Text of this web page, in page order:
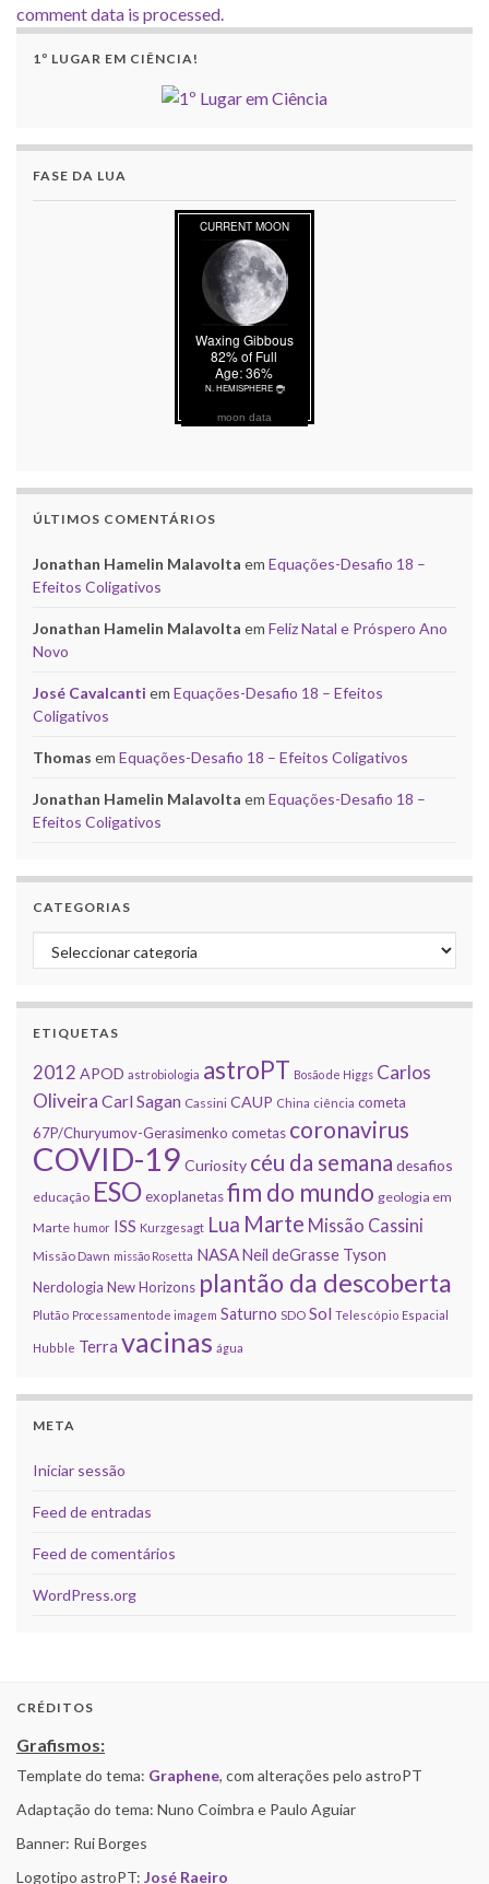
comment data is processed.
1º LUGAR EM CIÊNCIA!
FASE DA LUA
moon data
ÚLTIMOS COMENTÁRIOS
Jonathan Hamelin Malavolta em Equações-Desafio 18 –
Efeitos Coligativos
Jonathan Hamelin Malavolta em Feliz Natal e Próspero Ano
Novo
José Cavalcanti em Equações-Desafio 18 – Efeitos
Coligativos
Thomas em Equações-Desafio 18 – Efeitos Coligativos
Jonathan Hamelin Malavolta em Equações-Desafio 18 –
Efeitos Coligativos
CATEGORIAS
Categorias
ETIQUETAS
2012 APOD astrobiologia astroPT Bosão de Higgs Carlos
Oliveira Carl Sagan Cassini CAUP China ciência cometa
67P/Churyumov-Gerasimenko cometas coronavirus
COVID-19 Curiosity céu da semana desafios
educação ESOexoplanetasfim do mundo geologia em
Marte humor ISS Kurzgesagt Lua Marte Missão Cassini
Missão Dawn missão Rosetta NASANeil deGrasse Tyson
Nerdologia New Horizons plantão da descoberta
Plutão Processamento de imagem Saturno SDO Sol Telescópio Espacial
Hubble Terra vacinas água
META
Iniciar sessão
Feed de entradas
Feed de comentários
WordPress.org
CRÉDITOS
Grafismos:
Template do tema: Graphene, com alterações pelo astroPT
Adaptação do tema: Nuno Coimbra e Paulo Aguiar
Banner: Rui Borges
Logotipo astroPT: José Raeiro